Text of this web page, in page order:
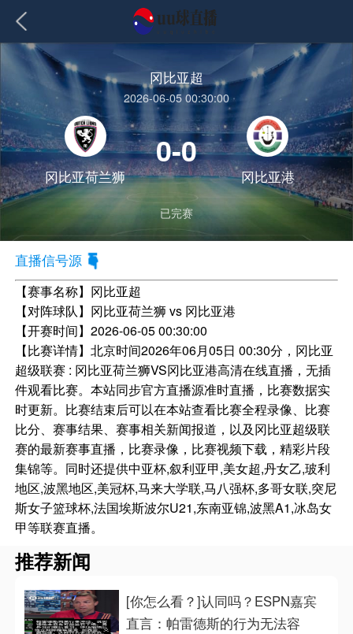
冈比亚超
2026-06-05 00:30:00
冈比亚荷兰狮
0-0
冈比亚港
已完赛
直播信号源
【赛事名称】 冈比亚超
【对阵球队】 冈比亚荷兰狮 vs 冈比亚港
【开赛时间】2026-06-05 00:30:00
【比赛详情】北京时间2026年06月05日 00:30分，冈比亚
超级联赛 : 冈比亚荷兰狮VS冈比亚港高清在线直播，无插
件观看比赛。本站同步官方直播源准时直播，比赛数据实
时更新。比赛结束后可以在本站查看比赛全程录像、比赛
比分、赛事结果、赛事相关新闻报道，以及冈比亚超级联
赛的最新赛事直播，比赛录像，比赛视频下载，精彩片段
集锦等。同时还提供中亚杯,叙利亚甲,美女超,丹女乙,玻利
地区,波黑地区,美冠杯,马来大学联,马八强杯,多哥女联,突尼
斯女子篮球杯,法国埃斯波尔U21,东南亚锦,波黑A1,冰岛女
甲等联赛直播。
推荐新闻
[你怎么看？]认同吗？ESPN嘉宾
直言：帕雷德斯的行为无法容